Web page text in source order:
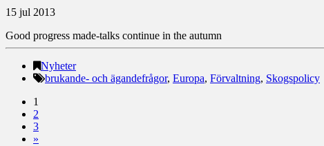
15 jul 2013
Good progress made-talks continue in the autumn
Nyheter
brukande- och ägandefrågor, Europa, Förvaltning, Skogspolicy
1
2
3
»